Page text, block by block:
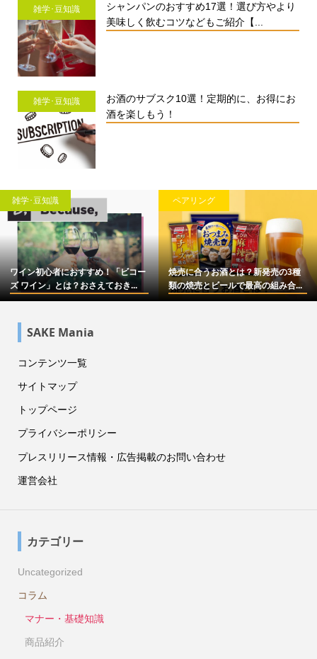
雑学･豆知識
シャンパンのおすすめ17選！選び方やより
美味しく飲むコツなどもご紹介【...
雑学･豆知識
お酒のサブスク10選！定期的に、お得にお
酒を楽しもう！
雑学･豆知識
ワイン初心者におすすめ！「ビコー
ズ ワイン」とは？おさえておき...
ペアリング
焼売に合うお酒とは？新発売の3種
類の焼売とビールで最高の組み合...
SAKE Mania
コンテンツ一覧
サイトマップ
トップページ
プライバシーポリシー
プレスリリース情報・広告掲載のお問い合わせ
運営会社
カテゴリー
Uncategorized
コラム
マナー・基礎知識
商品紹介